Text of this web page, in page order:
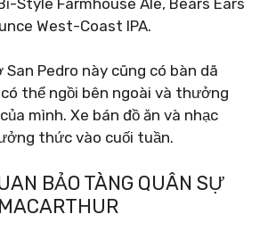
West-Coast IPA.
San Pedro này cũng có bàn dã
thể ngồi bên ngoài và thưởng
mình. Xe bán đồ ăn và nhạc
thức vào cuối tuần.
BẢO TÀNG QUÂN SỰ